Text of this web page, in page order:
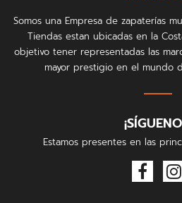
Somos una Empresa de zapaterías
Tiendas estan ubicadas en la
objetivo tener representadas las
mayor prestigio en el mundo
Estamos presentes en las